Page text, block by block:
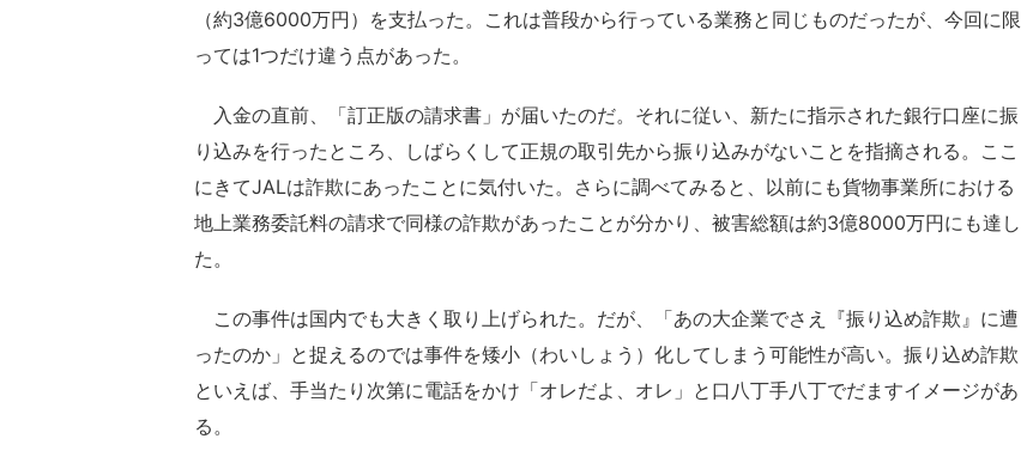
（約3億6000万円）を支払った。これは普段から行っている業務と同じものだったが、今回に限
っては1つだけ違う点があった。
入金の直前、「訂正版の請求書」が届いたのだ。それに従い、新たに指示された銀行口座に振
り込みを行ったところ、しばらくして正規の取引先から振り込みがないことを指摘される。ここ
にきてJALは詐欺にあったことに気付いた。さらに調べてみると、以前にも貨物事業所における
地上業務委託料の請求で同様の詐欺があったことが分かり、被害総額は約3億8000万円にも達し
た。
この事件は国内でも大きく取り上げられた。だが、「あの大企業でさえ『振り込め詐欺』に遭
ったのか」と捉えるのでは事件を矮小（わいしょう）化してしまう可能性が高い。振り込め詐欺
といえば、手当たり次第に電話をかけ「オレだよ、オレ」と口八丁手八丁でだますイメージがあ
る。